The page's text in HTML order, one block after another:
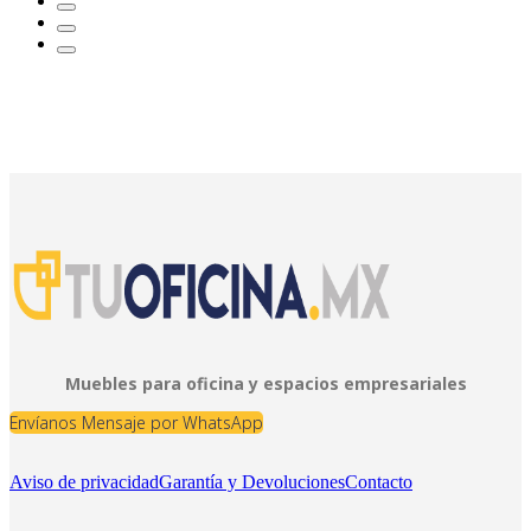
Muebles para oficina y espacios empresariales
Envíanos Mensaje por WhatsApp
Aviso de privacidadGarantía y DevolucionesContacto